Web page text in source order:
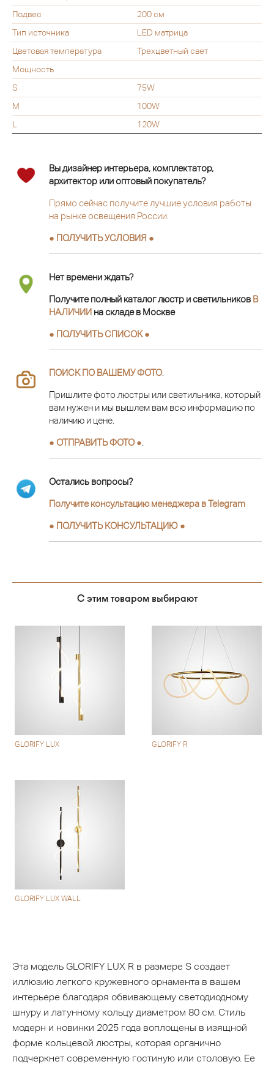
Подвес
200 см
Тип источника
LED матрица
Цветовая температура
Трехцветный свет
Мощность
S
75W
M
100W
L
120W
Вы дизайнер интерьера, комплектатор,
архитектор или оптовый покупатель?
Прямо сейчас получите лучшие условия работы
на рынке освещения России.
● ПОЛУЧИТЬ УСЛОВИЯ ●
Нет времени ждать?
Получите полный каталог люстр и светильников В
НАЛИЧИИ на складе в Москве
● ПОЛУЧИТЬ СПИСОК ●
ПОИСК ПО ВАШЕМУ ФОТО
Пришлите фото люстры или светильника, который
вам нужен и мы вышлем вам всю информацию по
наличию и цене.
● ОТПРАВИТЬ ФОТО ●
Остались вопросы?
Получите консультацию менеджера в Telegram
● ПОЛУЧИТЬ КОНСУЛЬТАЦИЮ ●
С этим товаром выбирают
GLORIFY LUX GLORIFY R
GLORIFY LUX WALL
Эта модель GLORIFY LUX R в размере S создает
иллюзию легкого кружевного орнамента в вашем
интерьере благодаря обвивающему светодиодному
шнуру и латунному кольцу диаметром 80 см. Стиль
модерн и новинки 2025 года воплощены в изящной
форме кольцевой люстры, которая органично
подчеркнет современную гостиную или столовую. Ее